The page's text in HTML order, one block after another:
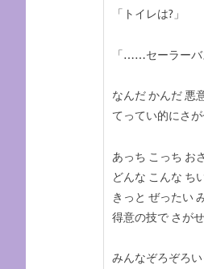
「トイレは?」
「……セーラーバ
なんだ かんだ 悪
てってい的にさ
あっち こっち お
どんな こんな ち
きっと ぜったい
得意の技で さが
みんなぞろぞろ